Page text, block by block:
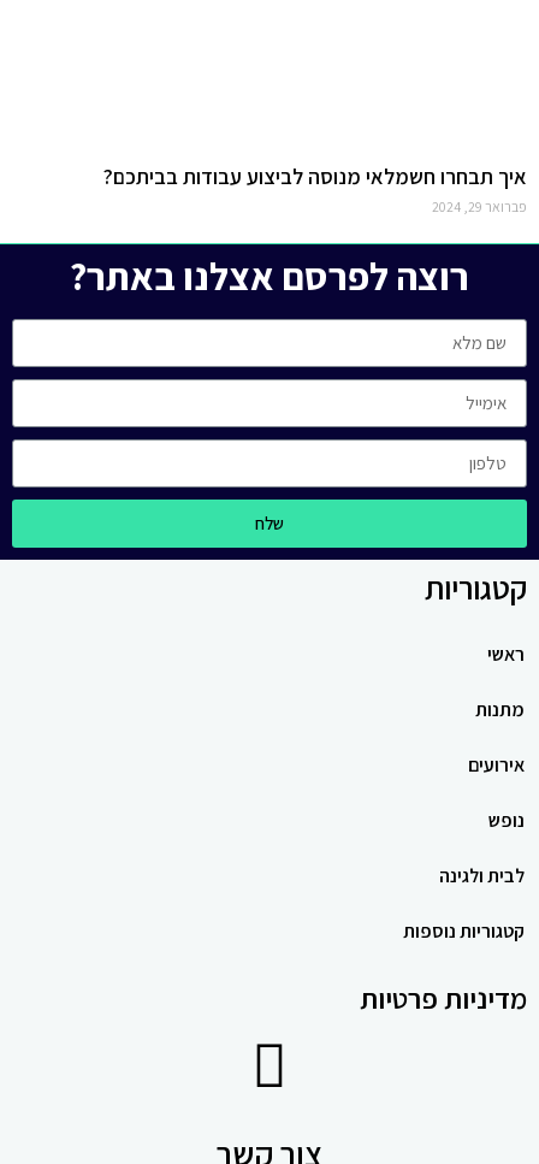
איך תבחרו חשמלאי מנוסה לביצוע עבודות בביתכם?
פברואר 29, 2024
רוצה לפרסם אצלנו באתר?
שלח
קטגוריות
ראשי
מתנות
אירועים
נופש
לבית ולגינה
קטגוריות נוספות
מדיניות פרטיות
צור קשר